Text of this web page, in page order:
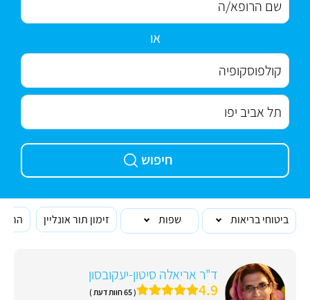
או
חיפוש
ביטוחי בריאות שפות זימון תור אונליין
ד"ר אריאלה סיטון-יעקובסון
4.9 ( 65 חוות דעת )